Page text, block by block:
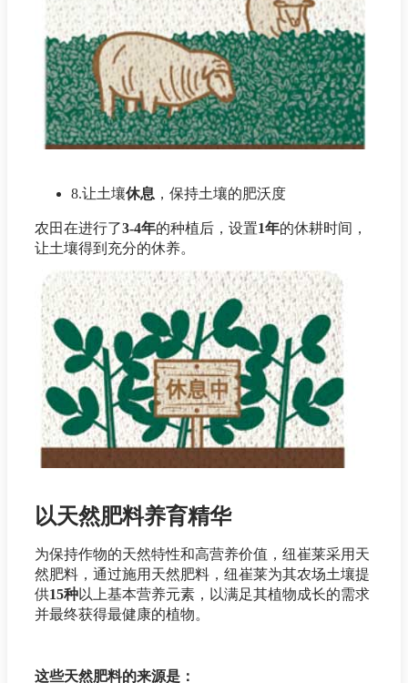
8.让土壤休息 ，保持土壤的肥沃度
农田在进行了3-4年的种植后，设置1年的休耕时间，
让土壤得到充分的休养。
以天然肥料养育精华
为保持作物的天然特性和高营养价值，纽崔莱采用天
然肥料，通过施用天然肥料，纽崔莱为其农场土壤提
供15种以上基本营养元素，以满足其植物成长的需求
并最终获得最健康的植物。
这些天然肥料的来源是：